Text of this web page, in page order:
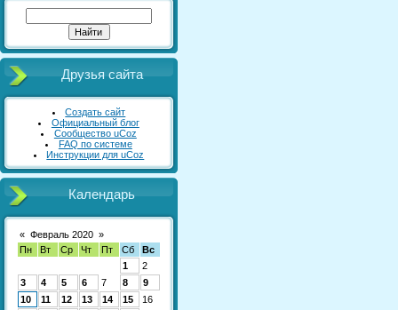
Друзья сайта
Создать сайт
Официальный блог
Сообщество uCoz
FAQ по системе
Инструкции для uCoz
Календарь
« Февраль 2020 »
Пн
Вт Ср Чт Пт Сб
Вс
1
2
3
4 5 6 7 8
9
10
11 12 13 14 15
16